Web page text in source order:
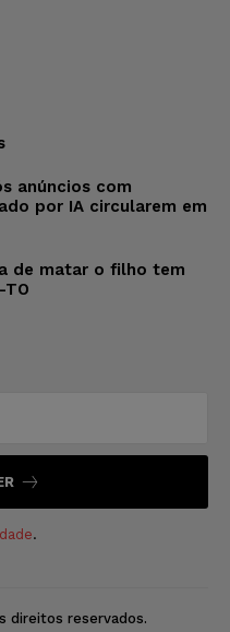
anúncios com
por IA circularem em
de matar o filho tem
TO
.
direitos reservados.